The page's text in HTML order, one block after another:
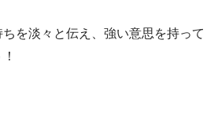
を淡々と伝え、 強い意思を持って